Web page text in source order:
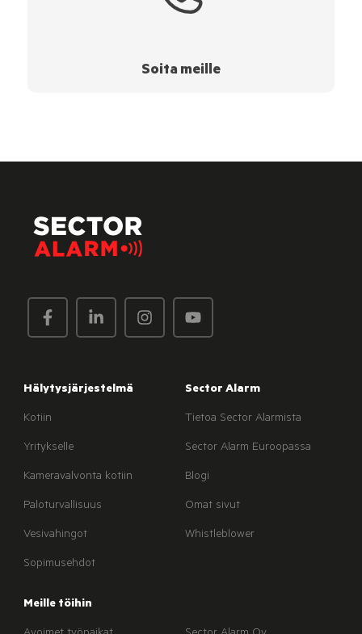
Soita meille
Hälytysjärjestelmä
Kotiin
Yritykselle
Kameravalvonta kotiin
Paloturvallisuus
Vesivahingot
Sopimusehdot
Sector Alarm
Tietoa Sector Alarmista
Sector Alarm Euroopassa
Blogi
Omat sivut
Whistleblower
Meille töihin